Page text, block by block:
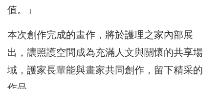
值。」
本次創作完成的畫作，將於護理之家內部展
出，讓照護空間成為充滿人文與關懷的共享場
域，護家長輩能與畫家共同創作，留下精采的